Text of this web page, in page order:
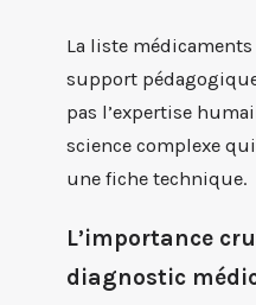
La liste
support
pas l’expertise
science complexe
une fiche technique.
L’importance
diagnostic